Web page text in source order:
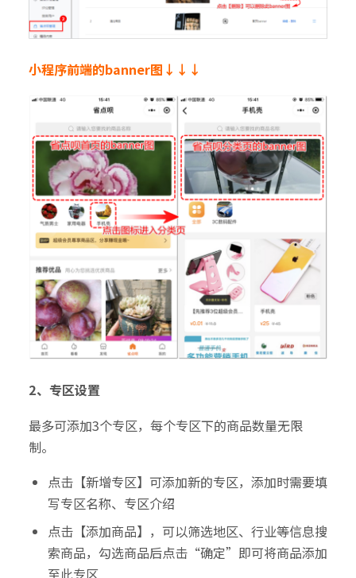
小程序前端的banner图↓↓↓
2、专区设置
最多可添加3个专区，每个专区下的商品数量无限
制。
点击【新增专区】可添加新的专区，添加时需要填
写专区名称、专区介绍
点击【添加商品】，可以筛选地区、行业等信息搜
索商品，勾选商品后点击“确定”即可将商品添加